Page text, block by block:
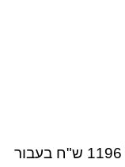
ז. במקרה של ביטול רכישה כאמור, רשאי האתר לחייב אותך בדמי ביטול בשיעור של 50% ממחיר המוצר/שירות המחיר של המוצר 6989 ש"ח המחולק ל 1196 ש"ח בעבור